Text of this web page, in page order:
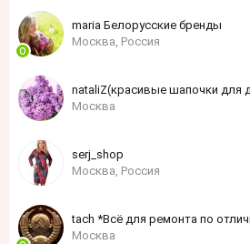
maria Белорусские бренды
Москва, Россия
Москва
serj_shop
Москва, Россия
Москва